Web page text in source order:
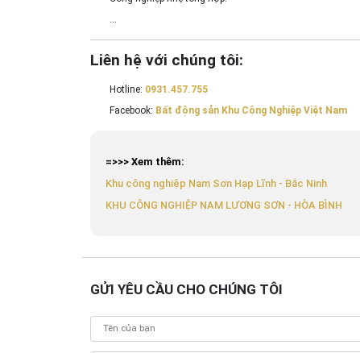
…
Liên hệ với chúng tôi:
Hotline: 0931.457.755
Facebook: Bất động sản Khu Công Nghiệp Việt Nam
=>>> Xem thêm:
Khu công nghiệp Nam Sơn Hạp Lĩnh - Bắc Ninh
KHU CÔNG NGHIỆP NAM LƯƠNG SƠN - HÒA BÌNH
GỬI YÊU CẦU CHO CHÚNG TÔI